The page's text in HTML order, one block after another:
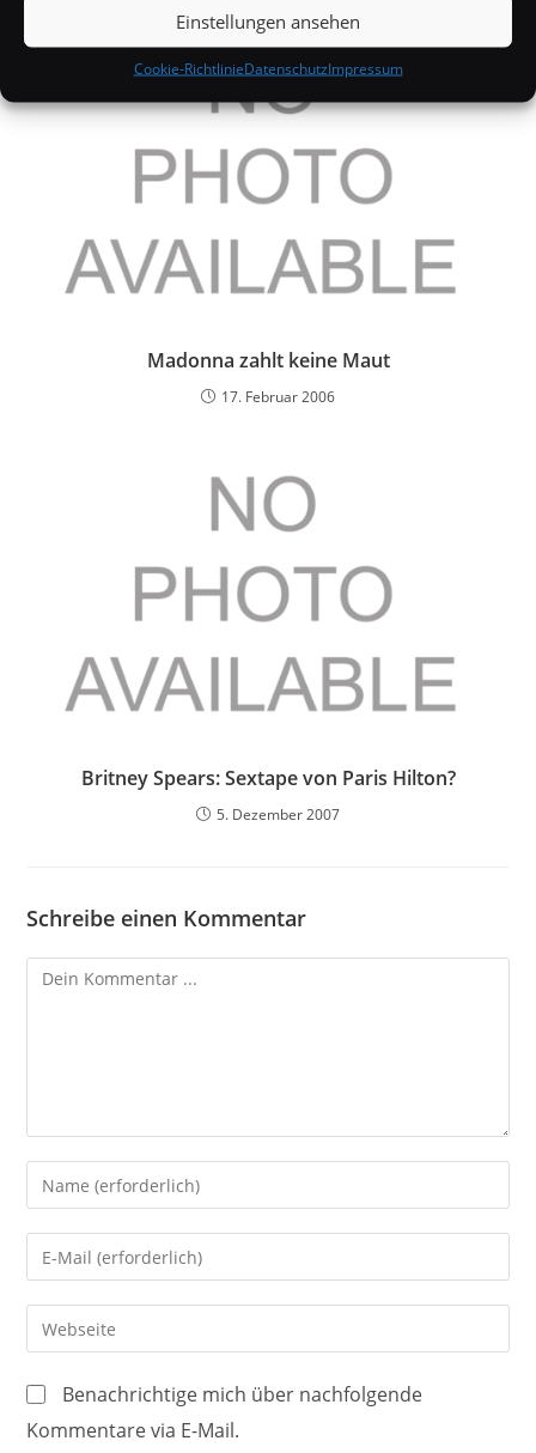
Einstellungen ansehen
Cookie-RichtlinieDatenschutzImpressum
Madonna zahlt keine Maut
17. Februar 2006
Britney Spears: Sextape von Paris Hilton?
5. Dezember 2007
Schreibe einen Kommentar
Kommentieren
Gib
deinen
Namen
oder
Benutzernamen
zum
ein
Gib
deine
E-
Mail-
zum
Kommentieren
Gib
deine
Website-
URL
ein
Benachrichtige mich über nachfolgende
Kommentare via E-Mail.